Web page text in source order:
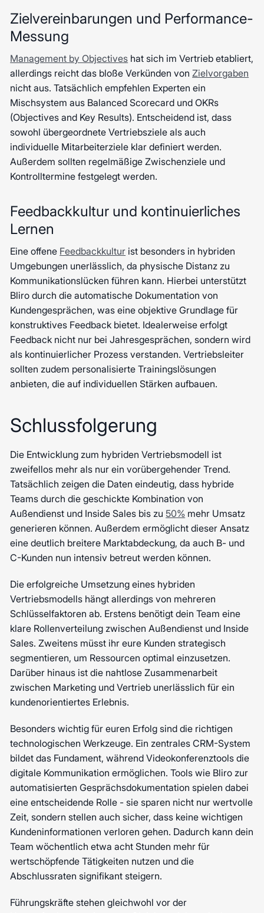
Zielvereinbarungen und Performance-
Messung
Management by Objectives hat sich im Vertrieb etabliert,
allerdings reicht das bloße Verkünden vonZielvorgaben
nicht aus. Tatsächlich empfehlen Experten ein
Mischsystem aus Balanced Scorecard und OKRs
(Objectives and Key Results). Entscheidend ist, dass
sowohl übergeordnete Vertriebsziele als auch
individuelle Mitarbeiterziele klar definiert werden.
Außerdem sollten regelmäßige Zwischenziele und
Kontrolltermine festgelegt werden.
Feedbackkultur und kontinuierliches
Lernen
Eine offene Feedbackkultur ist besonders in hybriden
Umgebungen unerlässlich, da physische Distanz zu
Kommunikationslücken führen kann. Hierbei unterstützt
Bliro durch die automatische Dokumentation von
Kundengesprächen, was eine objektive Grundlage für
konstruktives Feedback bietet. Idealerweise erfolgt
Feedback nicht nur bei Jahresgesprächen, sondern wird
als kontinuierlicher Prozess verstanden. Vertriebsleiter
sollten zudem personalisierte Trainingslösungen
anbieten, die auf individuellen Stärken aufbauen.
Schlussfolgerung
Die Entwicklung zum hybriden Vertriebsmodell ist
zweifellos mehr als nur ein vorübergehender Trend.
Tatsächlich zeigen die Daten eindeutig, dass hybride
Teams durch die geschickte Kombination von
Außendienst und Inside Sales bis zu 50% mehr Umsatz
generieren können. Außerdem ermöglicht dieser Ansatz
eine deutlich breitere Marktabdeckung, da auch B- und
C-Kunden nun intensiv betreut werden können.
Die erfolgreiche Umsetzung eines hybriden
Vertriebsmodells hängt allerdings von mehreren
Schlüsselfaktoren ab. Erstens benötigt dein Team eine
klare Rollenverteilung zwischen Außendienst und Inside
Sales. Zweitens müsst ihr eure Kunden strategisch
segmentieren, um Ressourcen optimal einzusetzen.
Darüber hinaus ist die nahtlose Zusammenarbeit
zwischen Marketing und Vertrieb unerlässlich für ein
kundenorientiertes Erlebnis.
Besonders wichtig für euren Erfolg sind die richtigen
technologischen Werkzeuge. Ein zentrales CRM-System
bildet das Fundament, während Videokonferenztools die
digitale Kommunikation ermöglichen. Tools wie Bliro zur
automatisierten Gesprächsdokumentation spielen dabei
eine entscheidende Rolle - sie sparen nicht nur wertvolle
Zeit, sondern stellen auch sicher, dass keine wichtigen
Kundeninformationen verloren gehen. Dadurch kann dein
Team wöchentlich etwa acht Stunden mehr für
wertschöpfende Tätigkeiten nutzen und die
Abschlussraten signifikant steigern.
Führungskräfte stehen gleichwohl vor der